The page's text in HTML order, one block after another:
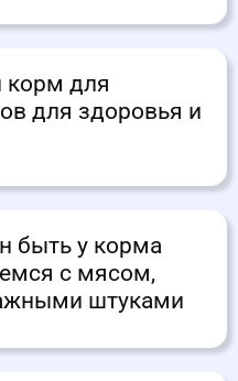
корм для
для здоровья и
быть у корма
с мясом,
штуками